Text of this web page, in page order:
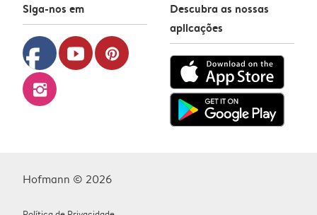
Siga-nos em
facebook youtube pinterest
instagram
Descubra as nossas
aplicações
Hofmann © 2026